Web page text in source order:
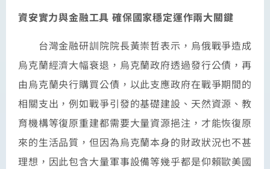
資安實力與金融工具 確保國家穩定運作兩大關鍵
台灣金融研訓院院長黃崇哲表示，烏俄戰爭造成
烏克蘭經濟大幅衰退，烏克蘭政府透過發行公債，再
由烏克蘭央行購買公債，以此支應政府在戰爭期間的
相關支出，例如戰爭引發的基礎建設、天然資源、教
育機構等復原重建都需要大量資源挹注，才能恢復原
來的生活品質，但因為烏克蘭本身的財政狀況也不甚
理想，因此包含大量軍事設備等幾乎都是仰賴歐美國